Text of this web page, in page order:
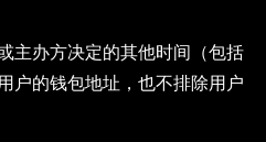
主办方决定的其他时间（包括
户的钱包地址，也不排除用户